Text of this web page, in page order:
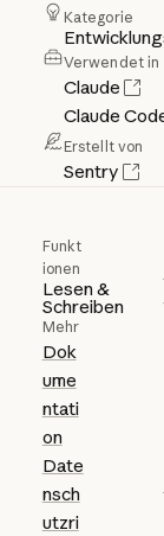
Kategorie
Verwendet in
Claude
Claude
Erstellt von
Sentry
Funkt
ionen
Lesen &
Schreiben
Mehr
Dok
ume
ntati
on
Date
nsch
utzri